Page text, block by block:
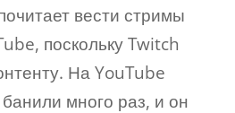
вести стримы
поскольку Twitch
На YouTube
много раз, и он